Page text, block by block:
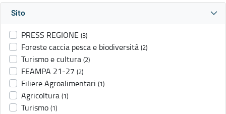
Sito
PRESS REGIONE (3)
Foreste caccia pesca e biodiversità (2)
Turismo e cultura (2)
FEAMPA 21-27 (2)
Filiere Agroalimentari (1)
Agricoltura (1)
Turismo (1)